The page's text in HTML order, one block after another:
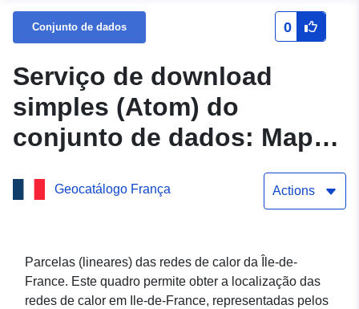
Conjunto de dados 0
Serviço de download
simples (Atom) do
conjunto de dados: Mapas
das redes de calor Île-de-
France em 2011
Geocatálogo França Actions
Parcelas (lineares) das redes de calor da Île-de-
France. Este quadro permite obter a localização das
redes de calor em Ile-de-France, representadas pelos